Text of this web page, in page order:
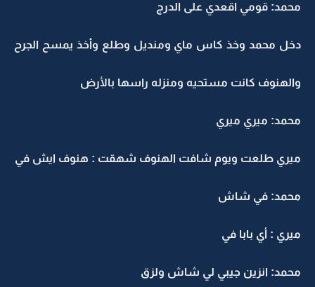
محمد: قومي اقعدي على الدرج
دخل محمد وخذ كاس ماي ومنديل وطلع وأخذ يمسح الجرح
والهنوف كانت مستحيه ومنزله راسها بالأرض
محمد: ميري ميري
ميري طلعت ويوم شافت الهنوف شهقت : هنوف ايش في
محمد: في شاش
ميري : أي بابا في
محمد: انزين جيبي لي شاش ولزق